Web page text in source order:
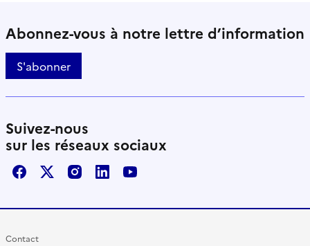
Abonnez-vous à notre lettre d’information
S'abonner
Suivez-nous
sur les réseaux sociaux
FacebookX / TwitterInstagram
LinkedInYoutube
Contact